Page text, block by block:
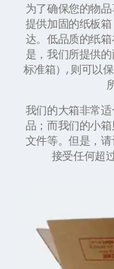
为了确保您的物
提供加固的纸板
达。低品质的纸
是，我们所提供
标准箱）, 则可以
我们的大箱非常
品；而我们的小
文件等。但是，
接受任何超